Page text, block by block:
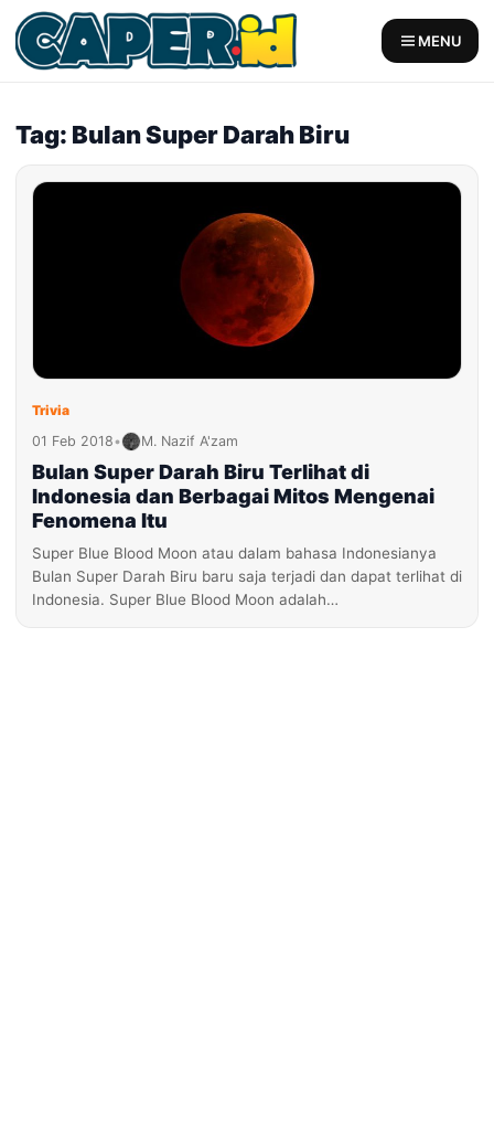
Skip
to
content
MENU
Tag: Bulan Super Darah Biru
Trivia
01 Feb 2018• M. Nazif A'zam
Bulan Super Darah Biru Terlihat di
Indonesia dan Berbagai Mitos Mengenai
Fenomena Itu
Super Blue Blood Moon atau dalam bahasa Indonesianya
Bulan Super Darah Biru baru saja terjadi dan dapat terlihat di
Indonesia. Super Blue Blood Moon adalah…